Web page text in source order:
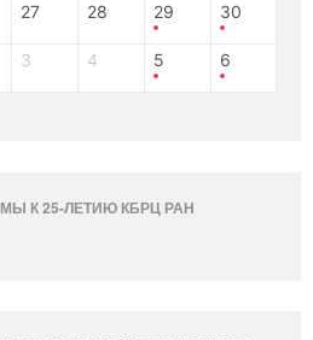
27 28 29 30
3 4 5 6
К 25-ЛЕТИЮ КБРЦ РАН